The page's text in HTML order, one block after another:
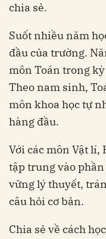
chia sẻ.
Suốt nhiều năm
đầu của trường.
môn Toán trong
Theo nam sinh,
môn khoa học tự
hàng đầu.
Với các môn Vật lí,
tập trung vào
vững lý thuyết,
câu hỏi cơ bản.
Chia sẻ về cách